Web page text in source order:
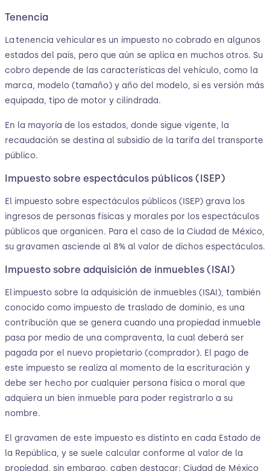
Tenencia
La tenencia vehicular es un impuesto no cobrado en algunos
estados del país, pero que aún se aplica en muchos otros. Su
cobro depende de las características del vehículo, como la
marca, modelo (tamaño) y año del modelo, si es versión más
equipada, tipo de motor y cilindrada.
En la mayoría de los estados, donde sigue vigente, la
recaudación se destina al subsidio de la tarifa del transporte
público.
Impuesto sobre espectáculos públicos (ISEP)
El impuesto sobre espectáculos públicos (ISEP) grava los
ingresos de personas físicas y morales por los espectáculos
públicos que organicen. Para el caso de la Ciudad de México,
su gravamen asciende al 8% al valor de dichos espectáculos.
Impuesto sobre adquisición de inmuebles (ISAI)
El impuesto sobre la adquisición de inmuebles (ISAI), también
conocido como impuesto de traslado de dominio, es una
contribución que se genera cuando una propiedad inmueble
pasa por medio de una compraventa, la cual deberá ser
pagada por el nuevo propietario (comprador). El pago de
este impuesto se realiza al momento de la escrituración y
debe ser hecho por cualquier persona física o moral que
adquiera un bien inmueble para poder registrarlo a su
nombre.
El gravamen de este impuesto es distinto en cada Estado de
la República, y se suele calcular conforme al valor de la
propiedad, sin embargo, caben destacar: Ciudad de México